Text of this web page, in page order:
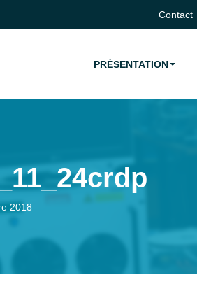
Contact
PRÉSENTATION
2018